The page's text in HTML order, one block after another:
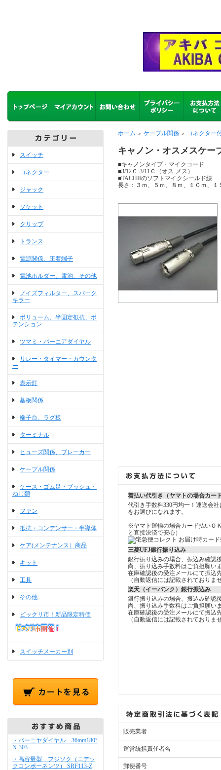
スイッチ
コネクター
ジャック
ソケット
クリップ
トランス
電源関係、圧着端子
電池ホルダー、電池、その他
ノイズフィルター、スパーク
キラー
ボリューム、半固定抵抗、ポ
テンション
ツマミ・バーニアダイヤル
リレー・タイマー・カウンタ
ー
表示灯
基板関係
端子台、ラグ板
ターミナル
ヒューズ関係、ブレーカー
ケーブル関係
ケース・ゴム足・ブッシュ・
ねじ類
ファン
抵抗・コンデンサー・半導体
ケア(メンテナンス）商品
キット
工具
その他
ビックリ市！新品限定特価
スイッチメーカー別
・バーニヤダイヤル 36mm180°
N-303
・高容量型 フジソク（ニデッ
クコンポーネンツ） SRF113-Z
ホーム ＞ ケーブル関係 ＞ コネクター
キャノン・オスメスケー
■キャノンタイプ・マイクコード
■3/12Ｃ-3/11Ｃ（オス-メス）
■TACHIIのソフトマイクシールド線
長さ：３ｍ、５ｍ、８ｍ、１０ｍ、
着払い代引き（ヤマトの場合カー
代引き手数料330円均一！運送会
をお選びになれます。
※ヤマト運輸の場合カード払いＯ
と直接決済で安心）
三菱UFJ銀行振り込み
銀行振り込みの場合、振込み確認
尚、振り込み手数料はご負担願い
在庫確認後の受注メールにて振込
（自動返信には記載されておりま
楽天（イーバンク）銀行振込み
銀行振り込みの場合、振込み確認
尚、振り込み手数料はご負担願い
在庫確認後の受注メールにて振込
（自動返信には記載されておりま
販売業者
運営統括責任者名
郵便番号